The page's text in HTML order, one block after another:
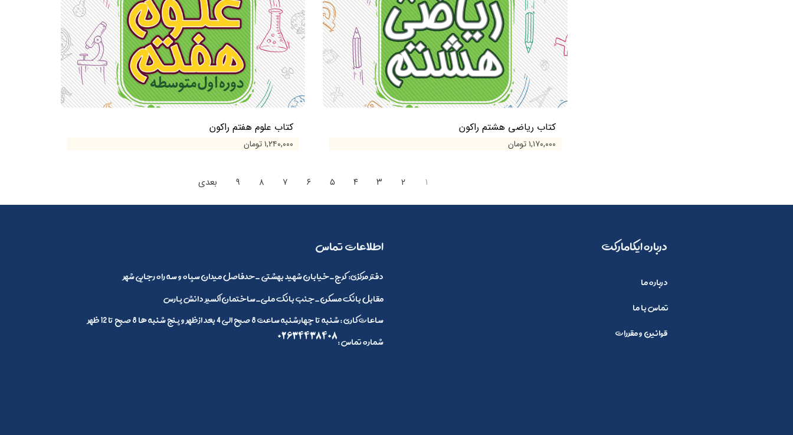
کتاب ریاضی هشتم راکون
۱,۱۷۰,۰۰۰ تومان
کتاب علوم هفتم راکون
۱,۲۴۰,۰۰۰ تومان
۱ ۲ ۳ ۴ ۵ ۶ ۷ ۸ ۹ بعدی
درباره ما
تماس با ما
قوانین و مقررات
​​درباره ایکامارکت ​اطلاعات تماس
کرج_خیابان شهید بهشتی _حدفاصل میدان سپاه و سه راه رجایی شهر
مقابل بانک مسکن_جنب بانک ملی_ساختمان اکسیر دانش پارس
:دفتر مرکزی
ساعات کاری : شنبه تا چهارشنبه ساعت 8 صبح الی 4 بعد ازظهر و پنج شنبه ها 8 صبح تا 12 ظهر
: شماره تماس 02634438408